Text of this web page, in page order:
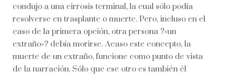
condujo a una cirrosis terminal, la cual sólo podía
resolverse en trasplante o muerte. Pero, incluso en el
caso de la primera opción, otra persona ?«un
extraño»? debía morirse. Acaso este concepto, la
muerte de un extraño, funcione como punto de vista
de la narración. Sólo que ese otro es también él